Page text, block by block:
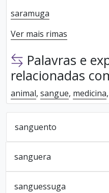
saramuga
Ver mais rimas
Palavras e
relacionadas
animal, sangue, medicina,
sanguento
sanguera
sanguessuga